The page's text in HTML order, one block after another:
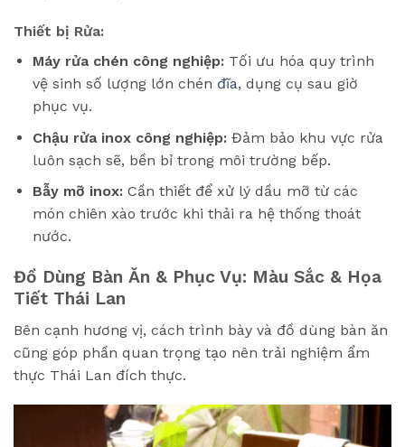
Thiết bị Rửa:
Máy rửa chén công nghiệp:Tối ưu hóa quy trình
vệ sinh số lượng lớn chén đĩa, dụng cụ sau giờ
phục vụ.
Chậu rửa inox công nghiệp:Đảm bảo khu vực rửa
luôn sạch sẽ, bền bỉ trong môi trường bếp.
Bẫy mỡ inox:Cần thiết để xử lý dầu mỡ từ các
món chiên xào trước khi thải ra hệ thống thoát
nước.
Đồ Dùng Bàn Ăn & Phục Vụ: Màu Sắc & Họa
Tiết Thái Lan
Bên cạnh hương vị, cách trình bày và đồ dùng bàn ăn
cũng góp phần quan trọng tạo nên trải nghiệm ẩm
thực Thái Lan đích thực.